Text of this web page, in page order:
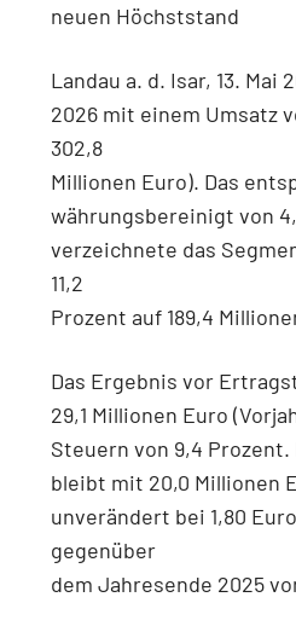
neuen Höchststand
Landau a. d. Isar, 13.
2026 mit einem Umsatz
302,8
Millionen Euro). Das
währungsbereinigt von
verzeichnete das
11,2
Prozent auf 189,4
Das Ergebnis vor
29,1 Millionen Euro
Steuern von 9,4
bleibt mit 20,0 Millionen
unverändert bei 1,80
gegenüber
dem Jahresende 2025